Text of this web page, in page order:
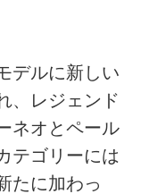
デルに新しい
、レジェンド
ネオとペール
テゴリーには
たに加わっ